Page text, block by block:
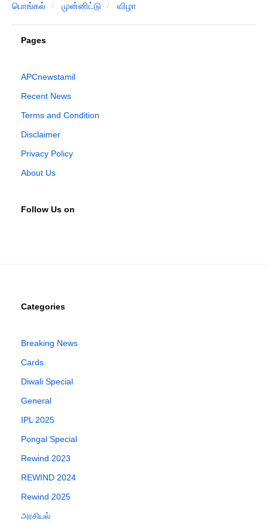
பொங்கல்
முன்னிட்டு விழா
Pages
APCnewstamil
Recent News
Terms and Condition
Disclaimer
Privacy Policy
About Us
Follow Us on
Categories
Breaking News
Cards
Diwali Special
General
IPL 2025
Pongal Special
Rewind 2023
REWIND 2024
Rewind 2025
அரசியல்